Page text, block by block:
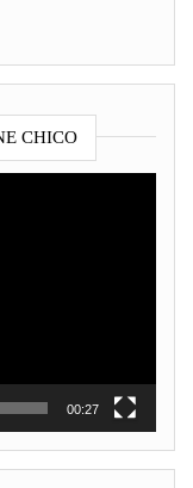
CHICO
00:27